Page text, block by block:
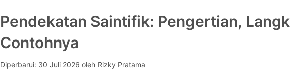
Pendekatan Saintifik: Pengertian,
Contohnya
Diperbarui: 30 Juli 2026 oleh Rizky Pratama